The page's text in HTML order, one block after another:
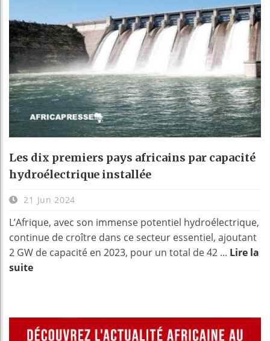
Les dix premiers pays africains par capacité
hydroélectrique installée
21 Jun 2024
L’Afrique, avec son immense potentiel hydroélectrique,
continue de croître dans ce secteur essentiel, ajoutant
2 GW de capacité en 2023, pour un total de 42 ... Lire la
suite